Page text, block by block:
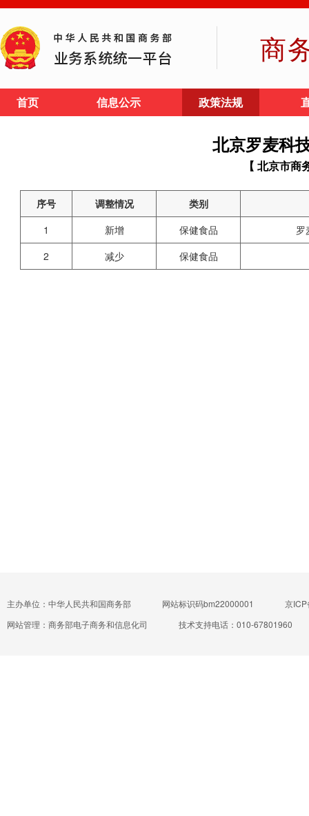
商
首页 信息公示 政策法规
北京罗麦科
【 北京市商
序号 调整情况
类别
1
新增 保健食品
罗
2
减少 保健食品
主办单位：中华人民共和国商务部 网站标识码bm22000001
京
网站管理：商务部电子商务和信息化司
技术支持电话：010-67801960